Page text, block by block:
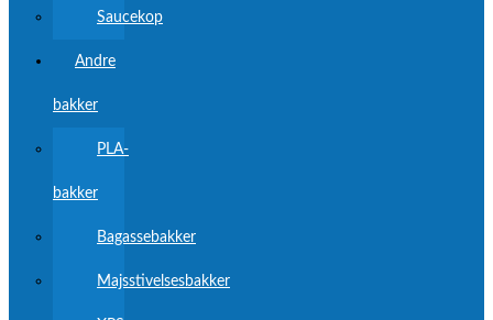
Saucekop
Andre
bakker
PLA-
bakker
Bagassebakker
Majsstivelsesbakker